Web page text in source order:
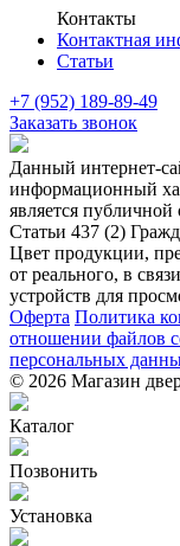
Контакты
Контактная
Статьи
+7 (952) 189-89-49
Заказать звонок
Данный интернет-
информационный
является
Статьи 437 (2)
Цвет продукции,
от реального, в
устройств для
Оферта Политика
отношении файлов
персональных
© 2026 Магазин
Каталог
Позвонить
Установка